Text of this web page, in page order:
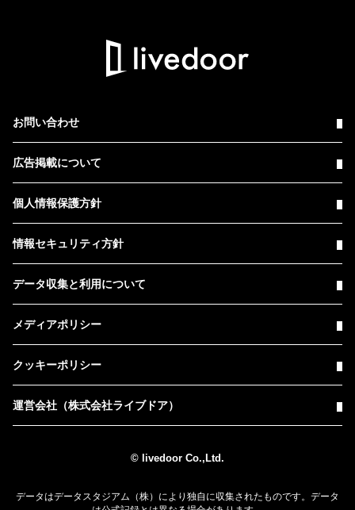
お問い合わせ
広告掲載について
個人情報保護方針
情報セキュリティ方針
データ収集と利用について
メディアポリシー
クッキーポリシー
運営会社（株式会社ライブドア）
© livedoor Co.,Ltd.
データはデータスタジアム（株）により独自に収集されたものです。データ